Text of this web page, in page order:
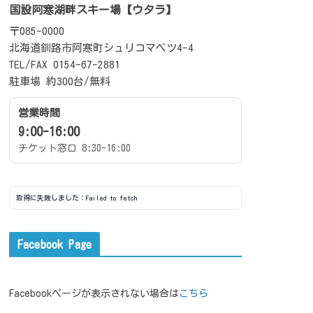
国設阿寒湖畔スキー場【ウタラ】
〒085-0000
北海道釧路市阿寒町シュリコマベツ4-4
TEL/FAX 0154-67-2881
駐車場 約300台/無料
営業時間
9:00-16:00
チケット窓口 8:30-16:00
取得に失敗しました：Failed to fetch
Facebook Page
Facebookページが表示されない場合は こちら